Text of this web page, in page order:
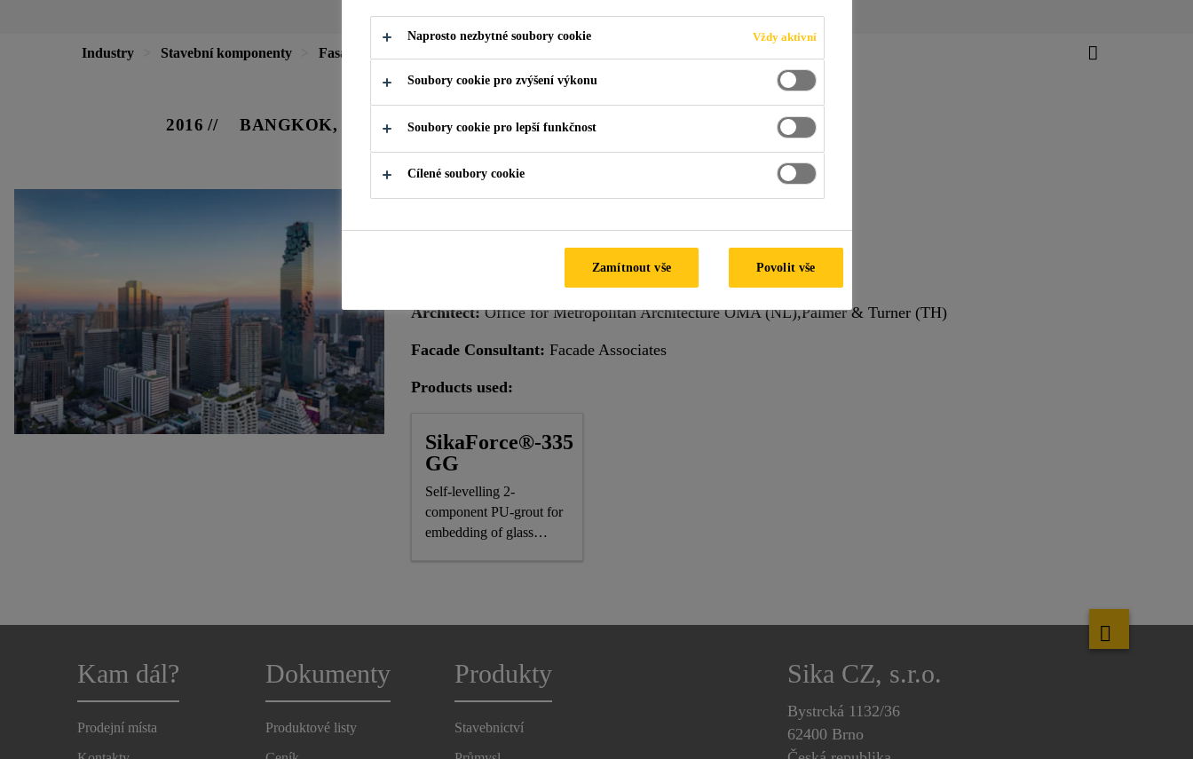
Industry Stavební komponenty Fasády
2016 BANGKOK, THAILAND
Special Features:Hot Climate
Architect:Office for Metropolitan Architecture OMA (NL),Palmer & Turner (TH)
Facade Consultant: Facade Associates
Products used:
SikaForce®-335
GG
Self-levelling 2-
component PU-grout for
embedding of glass
Kam dál?
Prodejní místa
Dokumenty
Produktové listy
Produkty
Stavebnictví
Sika CZ, s.r.o.
Bystrcká 1132/36
62400 Brno
Naprosto nezbytné soubory cookie Vždy aktivní
Soubory cookie pro zvýšení výkonu
Soubory cookie pro lepší funkčnost
Cílené soubory cookie
Zamítnout vše Povolit vše